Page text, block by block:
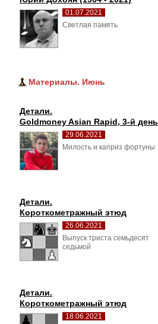
01.07.2021
Светлая память
Материалы. Июнь
Детали.
Goldmoney Asian Rapid, 3-й день
29.06.2021
Милость и каприз фортуны
Детали.
Короткометражный этюд
26.06.2021
Выпуск триста семьдесят
седьмой
Детали.
Короткометражный этюд
18.06.2021